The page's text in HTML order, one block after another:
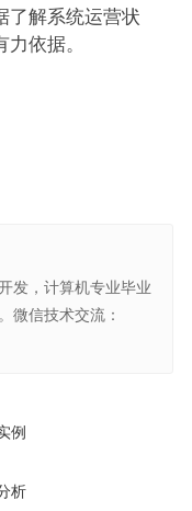
了解系统运营状
依据。
发，计算机专业毕业
微信技术交流：
例
析